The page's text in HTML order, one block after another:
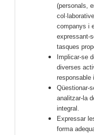
(personals,
companys i
expressant-
tasques
Implicar-se
diverses
responsable
Qüestionar-
analitzar-la
integral.
Expressar
forma